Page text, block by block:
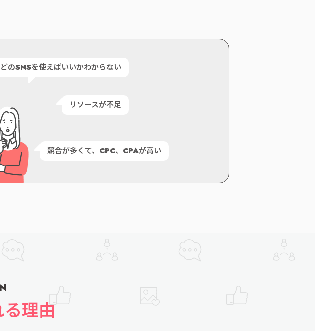
どのSNSを使えばいいかわからない
リソースが不足
競合が多くて、 CPC、CPAが高い
理由